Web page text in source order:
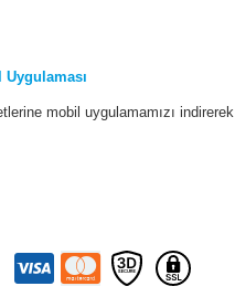
mobil uygulamamızı indirerek